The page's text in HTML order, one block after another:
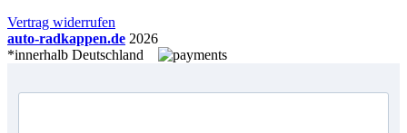
Vertrag widerrufen
auto-radkappen.de 2026
*innerhalb Deutschland